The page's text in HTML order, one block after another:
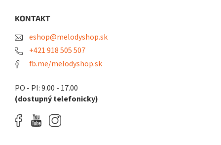
KONTAKT
eshop@melodyshop.sk
+421 918 505 507
fb.me/melodyshop.sk
PO - PI: 9.00 - 17.00
(dostupný telefonicky)